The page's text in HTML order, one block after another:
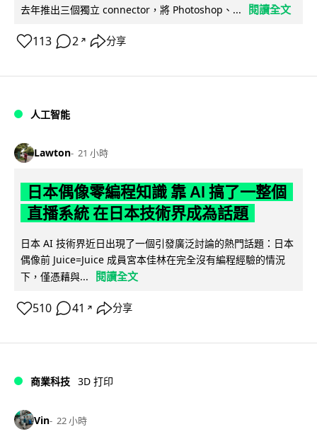
去年推出三個獨立 connector，將 Photoshop、...
閱讀全文
113 2 ↗ 分享
人工智能
Lawton 21 小時
日本偶像零編程知識 靠 AI 搞了一整個
直播系統 在日本技術界成為話題
日本 AI 技術界近日出現了一個引發廣泛討論的熱門話題：日本
偶像前 Juice=Juice 成員宮本佳林在完全沒有編程經驗的情況
下，僅憑藉與...
閱讀全文
510 41 ↗ 分享
商業科技 3D 打印
Vin 22 小時